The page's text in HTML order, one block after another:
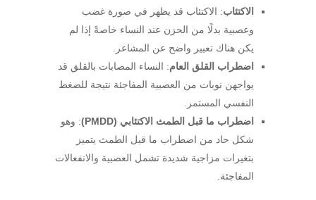
الاكتئاب: الاكتئاب قد يظهر في صورة غضب
وعصبية بدلًا من الحزن عند النساء خاصةً إذا لم
يكن هناك تعبير واضح عن المشاعر.
اضطراب القلق العام: النساء المصابات بالقلق قد
يواجهن نوبات من العصبية المفاجئة نتيجة للضغط
النفسي المستمر.
اضطراب ما قبل الطمث الاكتئابي (PMDD
): وهو
شكل حاد من اضطراب ما قبل الطمث يتميز
بتغيرات مزاجية شديدة تشمل العصبية والانفعالات
المفاجئة.